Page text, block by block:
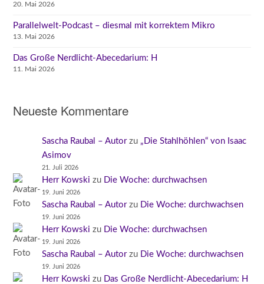
20. Mai 2026
Parallelwelt-Podcast – diesmal mit korrektem Mikro
13. Mai 2026
Das Große Nerdlicht-Abecedarium: H
11. Mai 2026
Neueste Kommentare
Sascha Raubal – Autorzu „Die Stahlhöhlen“ von Isaac
Asimov
21. Juli 2026
Herr Kowski zu Die Woche: durchwachsen
19. Juni 2026
Sascha Raubal – Autorzu Die Woche: durchwachsen
19. Juni 2026
Herr Kowski zu Die Woche: durchwachsen
19. Juni 2026
Sascha Raubal – Autorzu Die Woche: durchwachsen
19. Juni 2026
Herr Kowski zu Das Große Nerdlicht-Abecedarium: H